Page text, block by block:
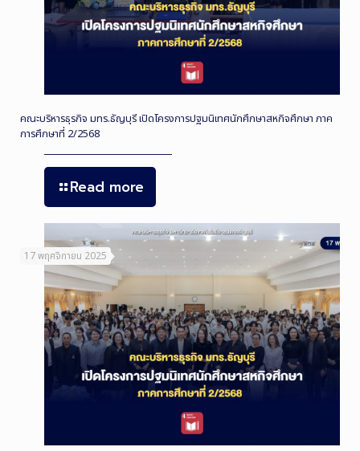
คณะบริหารธุรกิจ มทร.ธัญบุรี เปิดโครงการปฐมนิเทศนักศึกษาสหกิจศึกษา ภาค
การศึกษาที่ 2/2568
Read more
17 พฤศจิกายน 2025